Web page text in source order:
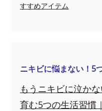
すすめアイテム
ニキビに悩まない！5
もうニキビに泣か
育む5つの生活習慣